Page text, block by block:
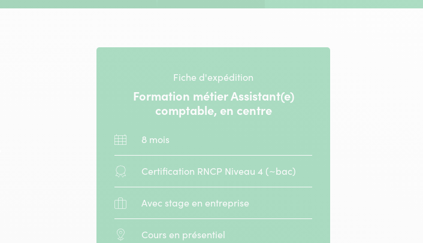
Fiche d'expédition
Formation métier Assistant(e)
comptable, en centre
Durée 8 mois
DiplômeCertification RNCP Niveau 4 (~bac)
Stage
Avec stage en entreprise
ModalitéCours en présentiel